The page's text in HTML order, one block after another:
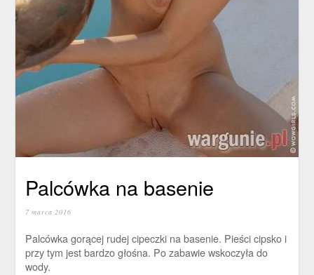
Palcówka na basenie
7 marca 2016
Palcówka gorącej rudej cipeczki na basenie. Pieści cipsko i
przy tym jest bardzo głośna. Po zabawie wskoczyła do
wody.